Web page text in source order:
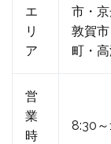
エ
リ
ア
市・
敦賀
町・
営
業
時
8:30